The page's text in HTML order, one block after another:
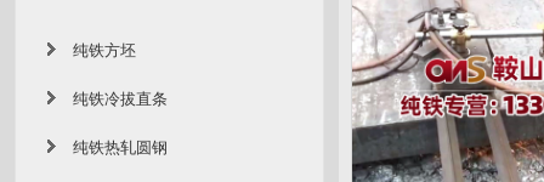
纯铁方坯
纯铁冷拔直条
纯铁热轧圆钢